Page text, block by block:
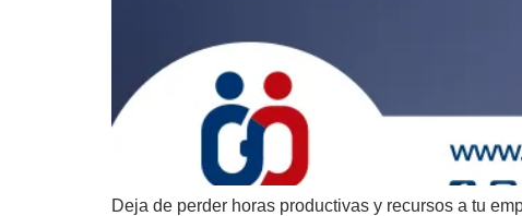
Deja de perder horas productivas y recursos a tu